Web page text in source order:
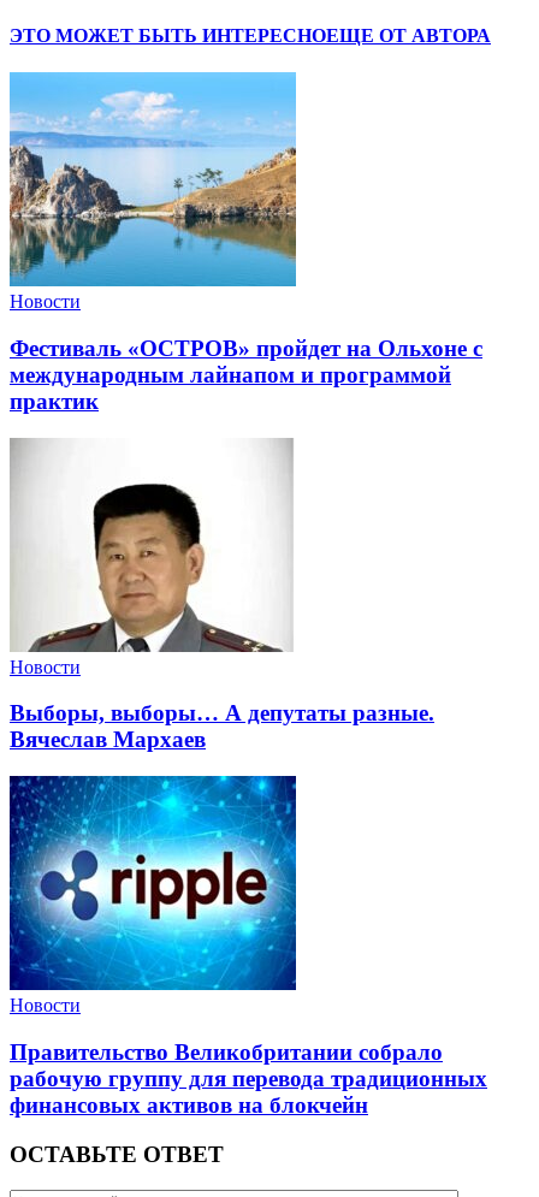
ЭТО МОЖЕТ БЫТЬ ИНТЕРЕСНОЕЩЕ ОТ АВТОРА
Новости
Фестиваль «ОСТРОВ» пройдет на Ольхоне с
международным лайнапом и программой
практик
Новости
Выборы, выборы… А депутаты разные.
Вячеслав Мархаев
Новости
Правительство Великобритании собрало
рабочую группу для перевода традиционных
финансовых активов на блокчейн
ОСТАВЬТЕ ОТВЕТ